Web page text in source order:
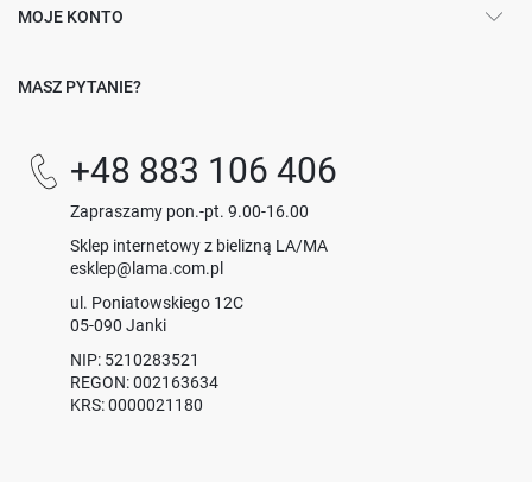
MOJE KONTO
MASZ PYTANIE?
+48 883 106 406
Zapraszamy pon.-pt. 9.00-16.00
Sklep internetowy z bielizną LA/MA
esklep@lama.com.pl
ul. Poniatowskiego 12C
05-090 Janki
NIP: 5210283521
REGON: 002163634
KRS: 0000021180